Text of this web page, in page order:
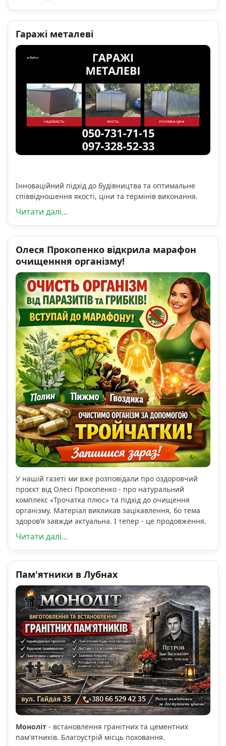
Гаражі металеві
Інноваційний підхід до будівництва та оптимальне
співвідношення якості, ціни та термінів виконання.
Читати далі...
Олеся Прокопенко відкрила марафон
очищенння організму!
У нашій газеті ми вже розповідали про оздоровчий
проєкт від Олесі Прокопенко - про натуральний
комплекс «Трочатка плюс» та підхід до очищення
організму. Матеріал викликав зацікавлення, бо тема
здоров’я завжди актуальна. І тепер - це продовження.
Читати далі...
Пам'ятники в Лубнах
Моноліт - встановлення гранітних та цементних
пам'ятників. Благоустрій місць поховання.